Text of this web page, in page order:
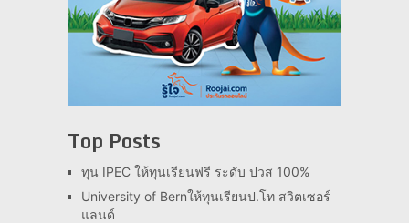
Top Posts
ทุน IPEC ให้ทุนเรียนฟรี ระดับ ปวส 100%
University of Bernให้ทุนเรียนป.โท สวิตเซอร์
แลนด์